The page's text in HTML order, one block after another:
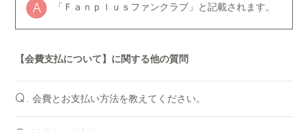
A 「Ｆａｎｐｌｕｓファンクラブ」と記載されます。
【会費支払について】に関する他の質問
Q. 会費とお支払い方法を教えてください。